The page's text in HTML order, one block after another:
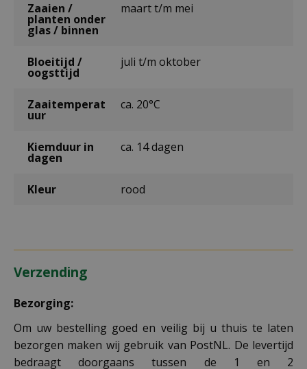
Zaaien /
planten onder
glas / binnen
maart t/m mei
Bloeitijd /
oogsttijd
juli t/m oktober
Zaaitemperat
uur
ca. 20°C
Kiemduur in
dagen
ca. 14 dagen
Kleur rood
Verzending
Bezorging:
Om uw bestelling goed en veilig bij u thuis te laten
bezorgen maken wij gebruik van PostNL. De levertijd
bedraagt doorgaans tussen de 1 en 2